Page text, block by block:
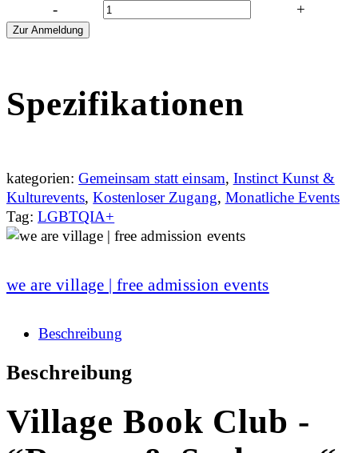
-
+
Zur Anmeldung
Spezifikationen
kategorien: Gemeinsam statt einsam, Instinct Kunst &
Kulturevents,Kostenloser Zugang, Monatliche Events
Tag: LGBTQIA+
we are village | free admission events
Beschreibung
Beschreibung
Village Book Club -